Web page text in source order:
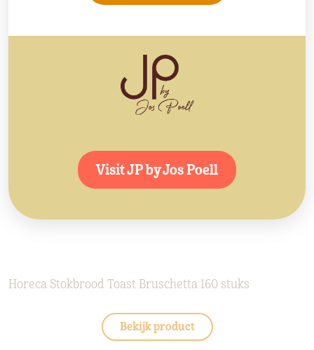
Visit JP by Jos Poell
Horeca Stokbrood Toast Bruschetta 160 stuks
Bekijk product